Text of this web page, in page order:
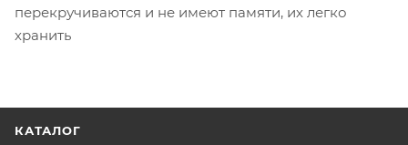
перекручиваются и не имеют памяти, их легко
хранить
КАТАЛОГ